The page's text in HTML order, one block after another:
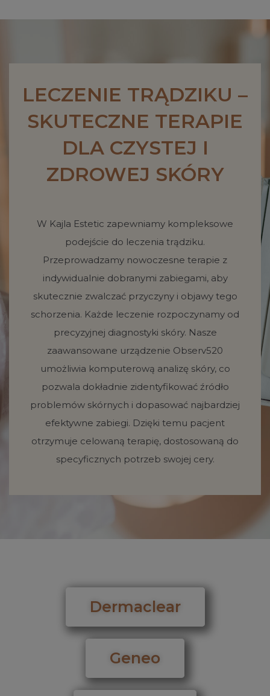
t
r
m
e
o
LECZENIE TRĄDZIKU –
SKUTECZNE TERAPIE
DLA CZYSTEJ I
ZDROWEJ SKÓRY
W Kajla Estetic zapewniamy kompleksowe
podejście do leczenia trądziku.
Przeprowadzamy nowoczesne terapie z
indywidualnie dobranymi zabiegami, aby
skutecznie zwalczać przyczyny i objawy tego
schorzenia. Każde leczenie rozpoczynamy od
precyzyjnej diagnostyki skóry. Nasze
zaawansowane urządzenie Observ520
umożliwia komputerową analizę skóry, co
pozwala dokładnie zidentyfikować źródło
problemów skórnych i dopasować najbardziej
efektywne zabiegi. Dzięki temu pacjent
otrzymuje celowaną terapię, dostosowaną do
specyficznych potrzeb swojej cery.
Dermaclear
Geneo